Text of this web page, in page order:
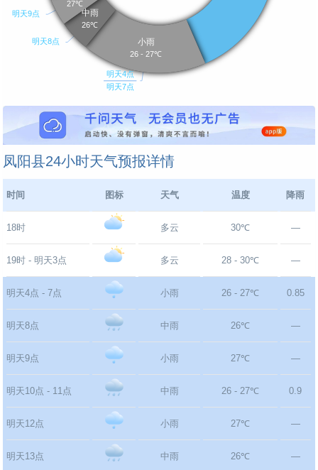
凤阳县24小时天气预报详情
时间 图标 天气 温度 降雨
18时 多云 30℃ —
19时 - 明天3点 多云 28 - 30℃ —
明天4点 - 7点 小雨 26 - 27℃ 0.85
明天8点 中雨 26℃ —
明天9点 小雨 27℃ —
明天10点 - 11点 中雨 26 - 27℃ 0.9
明天12点 小雨 27℃ —
明天13点 中雨 26℃ —